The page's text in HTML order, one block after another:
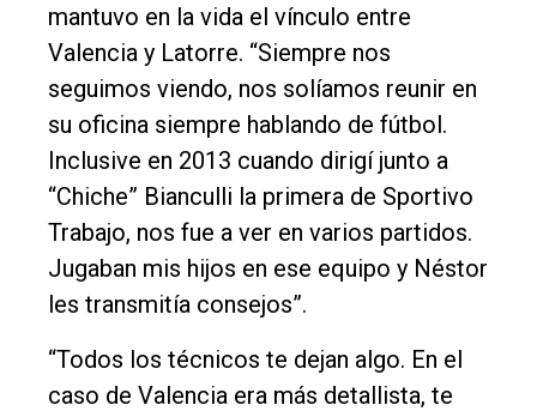
mantuvo en la vida el vínculo entre
Valencia y Latorre. “Siempre nos
seguimos viendo, nos solíamos reunir en
su oficina siempre hablando de fútbol.
Inclusive en 2013 cuando dirigí junto a
“Chiche” Bianculli la primera de Sportivo
Trabajo, nos fue a ver en varios partidos.
Jugaban mis hijos en ese equipo y Néstor
les transmitía consejos”.
“Todos los técnicos te dejan algo. En el
caso de Valencia era más detallista, te